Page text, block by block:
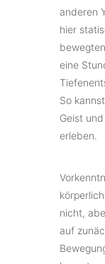
anderen
hier
eine
So
Geist
erleben.
nicht,
auf